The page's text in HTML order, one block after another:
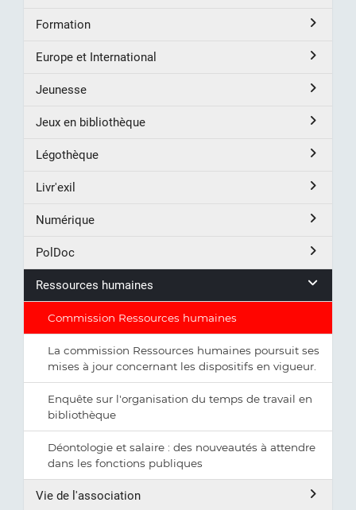
Formation
Europe et International
Jeunesse
Jeux en bibliothèque
Légothèque
Livr'exil
Numérique
PolDoc
Ressources humaines
Commission Ressources humaines
La commission Ressources humaines poursuit ses
mises à jour concernant les dispositifs en vigueur.
Enquête sur l'organisation du temps de travail en
bibliothèque
Déontologie et salaire : des nouveautés à attendre
dans les fonctions publiques
Vie de l'association